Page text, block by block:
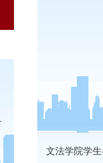
经济学院召
会计学院组
文法学院学